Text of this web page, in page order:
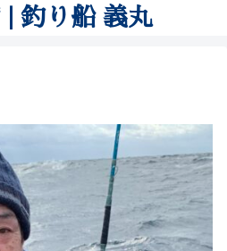
| 釣り船 義丸